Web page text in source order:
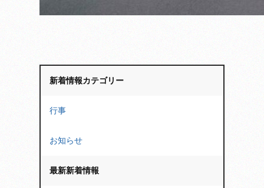
新着情報カテゴリー
行事
お知らせ
最新新着情報